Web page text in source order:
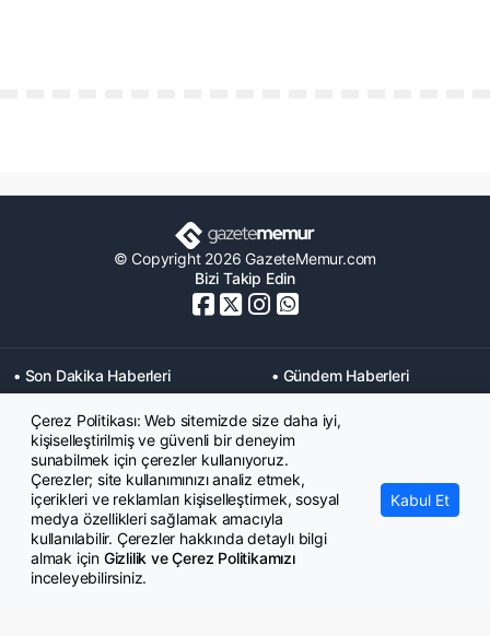
© Copyright 2026 GazeteMemur.com
Bizi Takip Edin
• Son Dakika Haberleri
• Gündem Haberleri
• Memurlar Haberleri
• KPSS Haberleri
• Ekonomi Haberleri
• Eğitim Haberleri
• Yaşam Haberleri
• Maaş Verileri Haberleri
• Mahkeme Kararları
Haberleri
Çerez Politikası: Web sitemizde size daha iyi,
kişiselleştirilmiş ve güvenli bir deneyim
sunabilmek için çerezler kullanıyoruz.
Çerezler; site kullanımınızı analiz etmek,
içerikleri ve reklamları kişiselleştirmek, sosyal
medya özellikleri sağlamak amacıyla
kullanılabilir. Çerezler hakkında detaylı bilgi
almak için Gizlilik ve Çerez Politikamızı
inceleyebilirsiniz.
Kabul Et